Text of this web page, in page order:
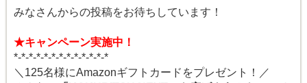
みなさんからの投稿をお待ちしています！
★キャンペーン実施中！
*-*-*-*-*-*-*-*-*-*-*-*-*
＼125名様にAmazonギフトカードをプレゼント！／